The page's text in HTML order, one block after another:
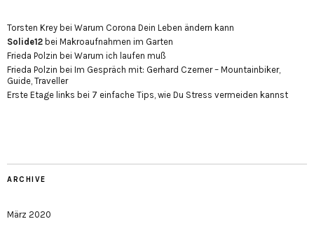
Torsten Krey bei Warum Corona Dein Leben ändern kann
Solide12 bei Makroaufnahmen im Garten
Frieda Polzin bei Warum ich laufen muß
Frieda Polzin bei Im Gespräch mit: Gerhard Czerner – Mountainbiker,
Guide, Traveller
Erste Etage links bei 7 einfache Tips, wie Du Stress vermeiden kannst
ARCHIVE
März 2020